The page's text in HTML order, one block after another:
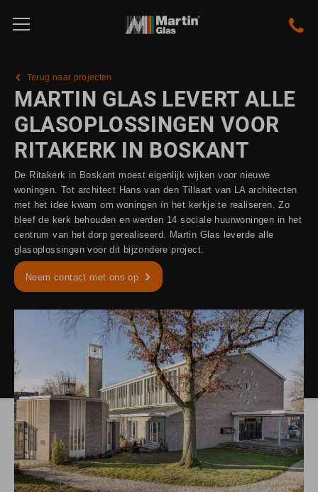
Terug naar projecten
MARTIN GLAS LEVERT ALLE
GLASOPLOSSINGEN VOOR
RITAKERK IN BOSKANT
De Ritakerk in Boskant moest eigenlijk wijken voor nieuwe
woningen. Tot architect Hans van den Tillaart van LA architecten
met het idee kwam om woningen ín het kerkje te realiseren. Zo
bleef de kerk behouden en werden 14 sociale huurwoningen in het
centrum van het dorp gerealiseerd. Martin Glas leverde alle
glasoplossingen voor dit bijzondere project.
Neem contact met ons op